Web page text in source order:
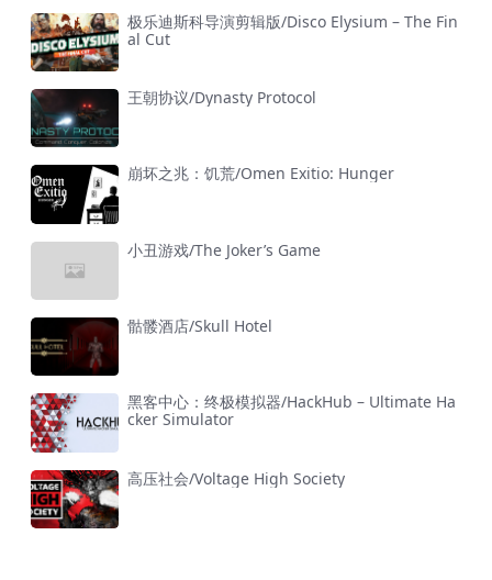
极乐迪斯科导演剪辑版/Disco Elysium – The Fin
al Cut
王朝协议/Dynasty Protocol
崩坏之兆：饥荒/Omen Exitio: Hunger
小丑游戏/The Joker’s Game
骷髅酒店/Skull Hotel
黑客中心：终极模拟器/HackHub – Ultimate Ha
cker Simulator
高压社会/Voltage High Society